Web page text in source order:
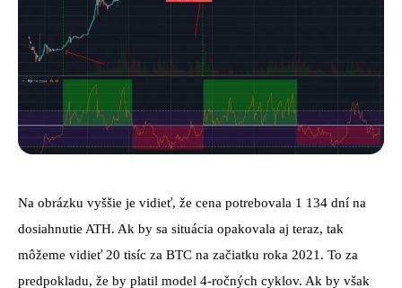
Na obrázku vyššie je vidieť, že cena potrebovala 1 134 dní na
dosiahnutie ATH. Ak by sa situácia opakovala aj teraz, tak
môžeme vidieť 20 tisíc za BTC na začiatku roka 2021. To za
predpokladu, že by platil model 4-ročných cyklov. Ak by však